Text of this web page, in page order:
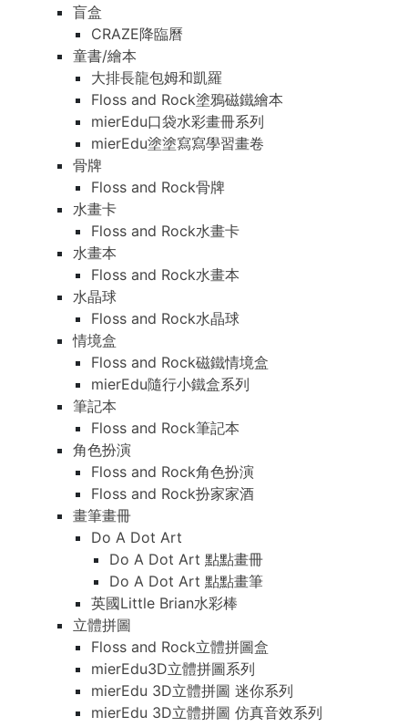
盲盒
CRAZE降臨曆
童書/繪本
大排長龍包姆和凱羅
Floss and Rock塗鴉磁鐵繪本
mierEdu口袋水彩畫冊系列
mierEdu塗塗寫寫學習畫卷
骨牌
Floss and Rock骨牌
水畫卡
Floss and Rock水畫卡
水畫本
Floss and Rock水畫本
水晶球
Floss and Rock水晶球
情境盒
Floss and Rock磁鐵情境盒
mierEdu隨行小鐵盒系列
筆記本
Floss and Rock筆記本
角色扮演
Floss and Rock角色扮演
Floss and Rock扮家家酒
畫筆畫冊
Do A Dot Art
Do A Dot Art 點點畫冊
Do A Dot Art 點點畫筆
英國Little Brian水彩棒
立體拼圖
Floss and Rock立體拼圖盒
mierEdu3D立體拼圖系列
mierEdu 3D立體拼圖 迷你系列
mierEdu 3D立體拼圖 仿真音效系列